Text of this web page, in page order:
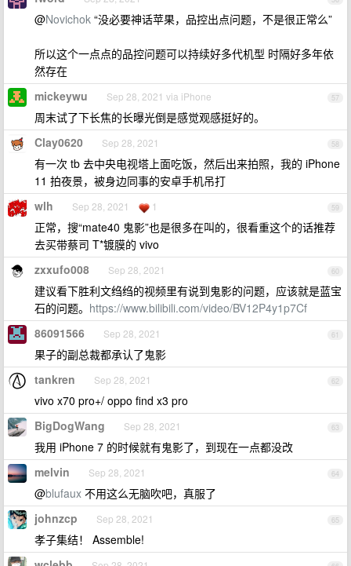
@Novichok “没必要神话苹果，品控出点问题，不是很正常么”
所以这个一点点的品控问题可以持续好多代机型 时隔好多年依
然存在
57
mickeywu Sep 28, 2021 via iPhone
周末试了下长焦的长曝光倒是感觉观感挺好的。
58
Clay0620 Sep 28, 2021
有一次 tb 去中央电视塔上面吃饭，然后出来拍照，我的 iPhone
11 拍夜景，被身边同事的安卓手机吊打
59
wlh Sep 28, 2021 1
正常，搜“mate40 鬼影”也是很多在叫的，很看重这个的话推荐
去买带蔡司 T*镀膜的 vivo
60
zxxufo008 Sep 28, 2021
建议看下胜利文绉绉的视频里有说到鬼影的问题，应该就是蓝宝
石的问题。 https://www.bilibili.com/video/BV12P4y1p7Cf
61
86091566 Sep 28, 2021
果子的副总裁都承认了鬼影
62
tankren Sep 28, 2021
vivo x70 pro+/ oppo find x3 pro
63
BigDogWang Sep 28, 2021
我用 iPhone 7 的时候就有鬼影了，到现在一点都没改
64
melvin Sep 28, 2021
@blufaux 不用这么无脑吹吧，真服了
65
johnzcp Sep 28, 2021
孝子集结！ Assemble!